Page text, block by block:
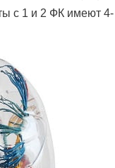
с 1 и 2 ФК имеют 4-